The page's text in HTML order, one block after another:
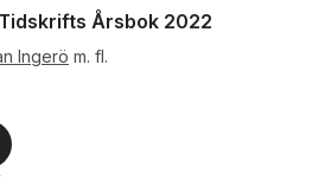
Årsbok 2022
Ingerö m. fl.